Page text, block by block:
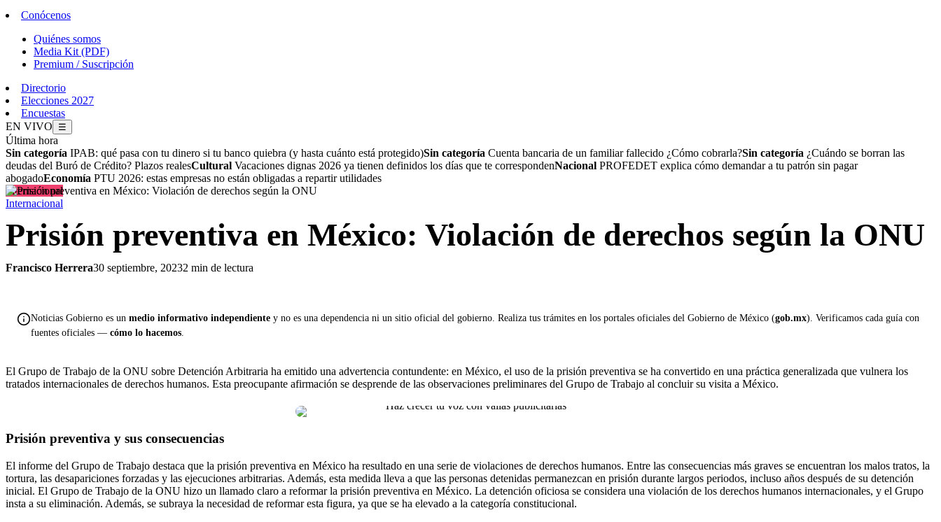
Conócenos
Quiénes somos
Media Kit (PDF)
Premium / Suscripción
Directorio
Elecciones 2027
Encuestas
EN VIVO
☰
Última hora
Sin categoría IPAB: qué pasa con tu dinero si tu banco quiebra (y hasta cuánto está protegido)Sin categoría Cuenta bancaria de un familiar fallecido ¿Cómo cobrarla?Sin categoría ¿Cuándo se borran las
deudas del Buró de Crédito? Plazos realesCultural Vacaciones dignas 2026 ya tienen definidos los días que te correspondenNacional PROFEDET explica cómo demandar a tu patrón sin pagar
abogadoEconomía PTU 2026: estas empresas no están obligadas a repartir utilidades
Internacional
Internacional
Prisión preventiva en México: Violación de derechos según la ONU
Francisco Herrera30 septiembre, 20232 min de lectura
Noticias Gobierno es un medio informativo independiente y no es una dependencia ni un sitio oficial del gobierno. Realiza tus trámites en los portales oficiales del Gobierno de México (gob.mx). Verificamos cada guía con
fuentes oficiales — cómo lo hacemos.
El Grupo de Trabajo de la ONU sobre Detención Arbitraria ha emitido una advertencia contundente: en México, el uso de la prisión preventiva se ha convertido en una práctica generalizada que vulnera los
tratados internacionales de derechos humanos. Esta preocupante afirmación se desprende de las observaciones preliminares del Grupo de Trabajo al concluir su visita a México.
Prisión preventiva y sus consecuencias
El informe del Grupo de Trabajo destaca que la prisión preventiva en México ha resultado en una serie de violaciones de derechos humanos. Entre las consecuencias más graves se encuentran los malos tratos, la
tortura, las desapariciones forzadas y las ejecuciones arbitrarias. Además, esta medida lleva a que las personas detenidas permanezcan en prisión durante largos periodos, incluso años después de su detención
inicial. El Grupo de Trabajo de la ONU hizo un llamado claro a reformar la prisión preventiva en México. La detención oficiosa se considera una violación de los derechos humanos internacionales, y el Grupo
insta a su eliminación. Además, se subraya la necesidad de reformar esta figura, ya que se ha elevado a la categoría constitucional.